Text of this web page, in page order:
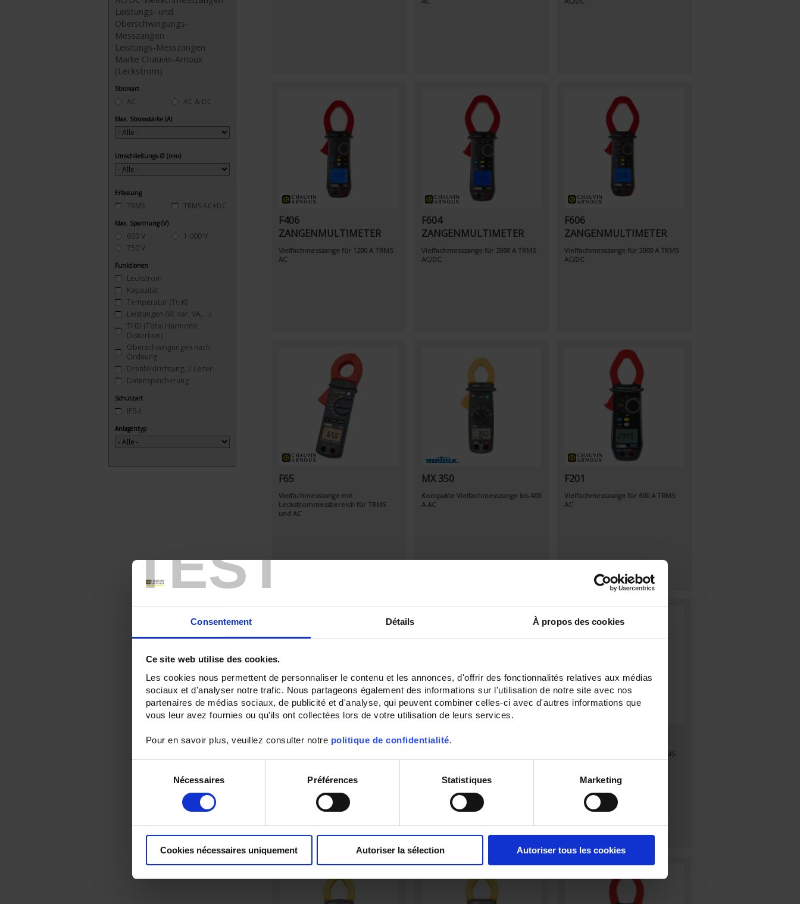
TEST
Consentement Détails À propos des cookies
Ce site web utilise des cookies.
Les cookies nous permettent de personnaliser le contenu et les annonces, d'offrir des fonctionnalités relatives aux médias
sociaux et d'analyser notre trafic. Nous partageons également des informations sur l'utilisation de notre site avec nos
partenaires de médias sociaux, de publicité et d'analyse, qui peuvent combiner celles-ci avec d'autres informations que
vous leur avez fournies ou qu'ils ont collectées lors de votre utilisation de leurs services.
Pour en savoir plus, veuillez consulter notre politique de confidentialité.
consentement
Nécessaires Préférences Statistiques Marketing
Cookies nécessaires uniquement Autoriser la sélection Autoriser tous les cookies
Leistungs- und
Oberschwingungs-
Messzangen
Leistungs-Messzangen
Marke Chauvin-Arnoux
(Leckstrom)
Stromart
AC AC & DC
Max. Stromstärke (A)
Umschließungs-Ø (mm)
Erfassung
TRMS TRMS AC+DC
Max. Spannung (V)
600 V
750 V
1 000 V
Funktionen
Leckstrom
Kapazität
Temperatur (Tc-K)
Leistungen (W, var, VA, ...)
THD (Total Harmonic
Distortion)
Oberschwingungen nach
Ordnung
Drehfeldrichtung, 2 Leiter
Datenspeicherung
Schutzart
IP54
Anlagentyp
F406
ZANGENMULTIMETER
Vielfachmesszange für 1200 A TRMS
AC
F604
ZANGENMULTIMETER
Vielfachmesszange für 2000 A TRMS
AC/DC
F606
ZANGENMULTIMETER
Vielfachmesszange für 2000 A TRMS
AC/DC
F65
Vielfachmesszange mit
Leckstrommessbereich für TRMS
und AC
MX 350
Kompakte Vielfachmesszange bis 400
A AC
F201
Vielfachmesszange für 600 A TRMS
AC
F203
AC/DC
MX 355
400 A AC / DC
Vielfachmesszange für 600 A TRMS
AC/DC